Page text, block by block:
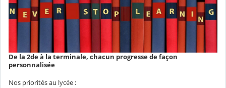
De la 2de à la terminale, chacun progresse de façon
personnalisée
Nos priorités au lycée :